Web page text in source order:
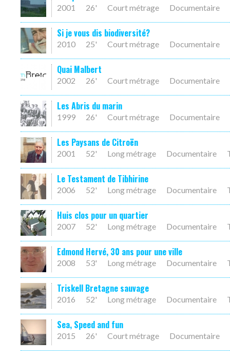
2001 26' Court métrage Documentaire
Si je vous dis biodiversité?
2010 25' Court métrage Documentaire
Quai Malbert
2002 26' Court métrage Documentaire
Les Abris du marin
1999 26' Court métrage Documentaire
Les Paysans de Citroën
2001 52' Long métrage Documentaire
Le Testament de Tibhirine
2006 52' Long métrage Documentaire
Huis clos pour un quartier
2007 52' Long métrage Documentaire
Edmond Hervé, 30 ans pour une ville
2008 53' Long métrage Documentaire
Triskell Bretagne sauvage
2016 52' Long métrage Documentaire
Sea, Speed and fun
2015 26' Court métrage Documentaire